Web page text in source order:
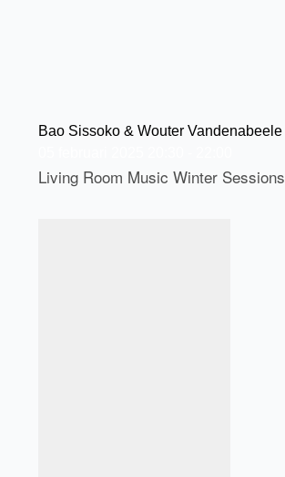
Bao Sissoko & Wouter Vandenabeele
Living Room Music Winter Sessions